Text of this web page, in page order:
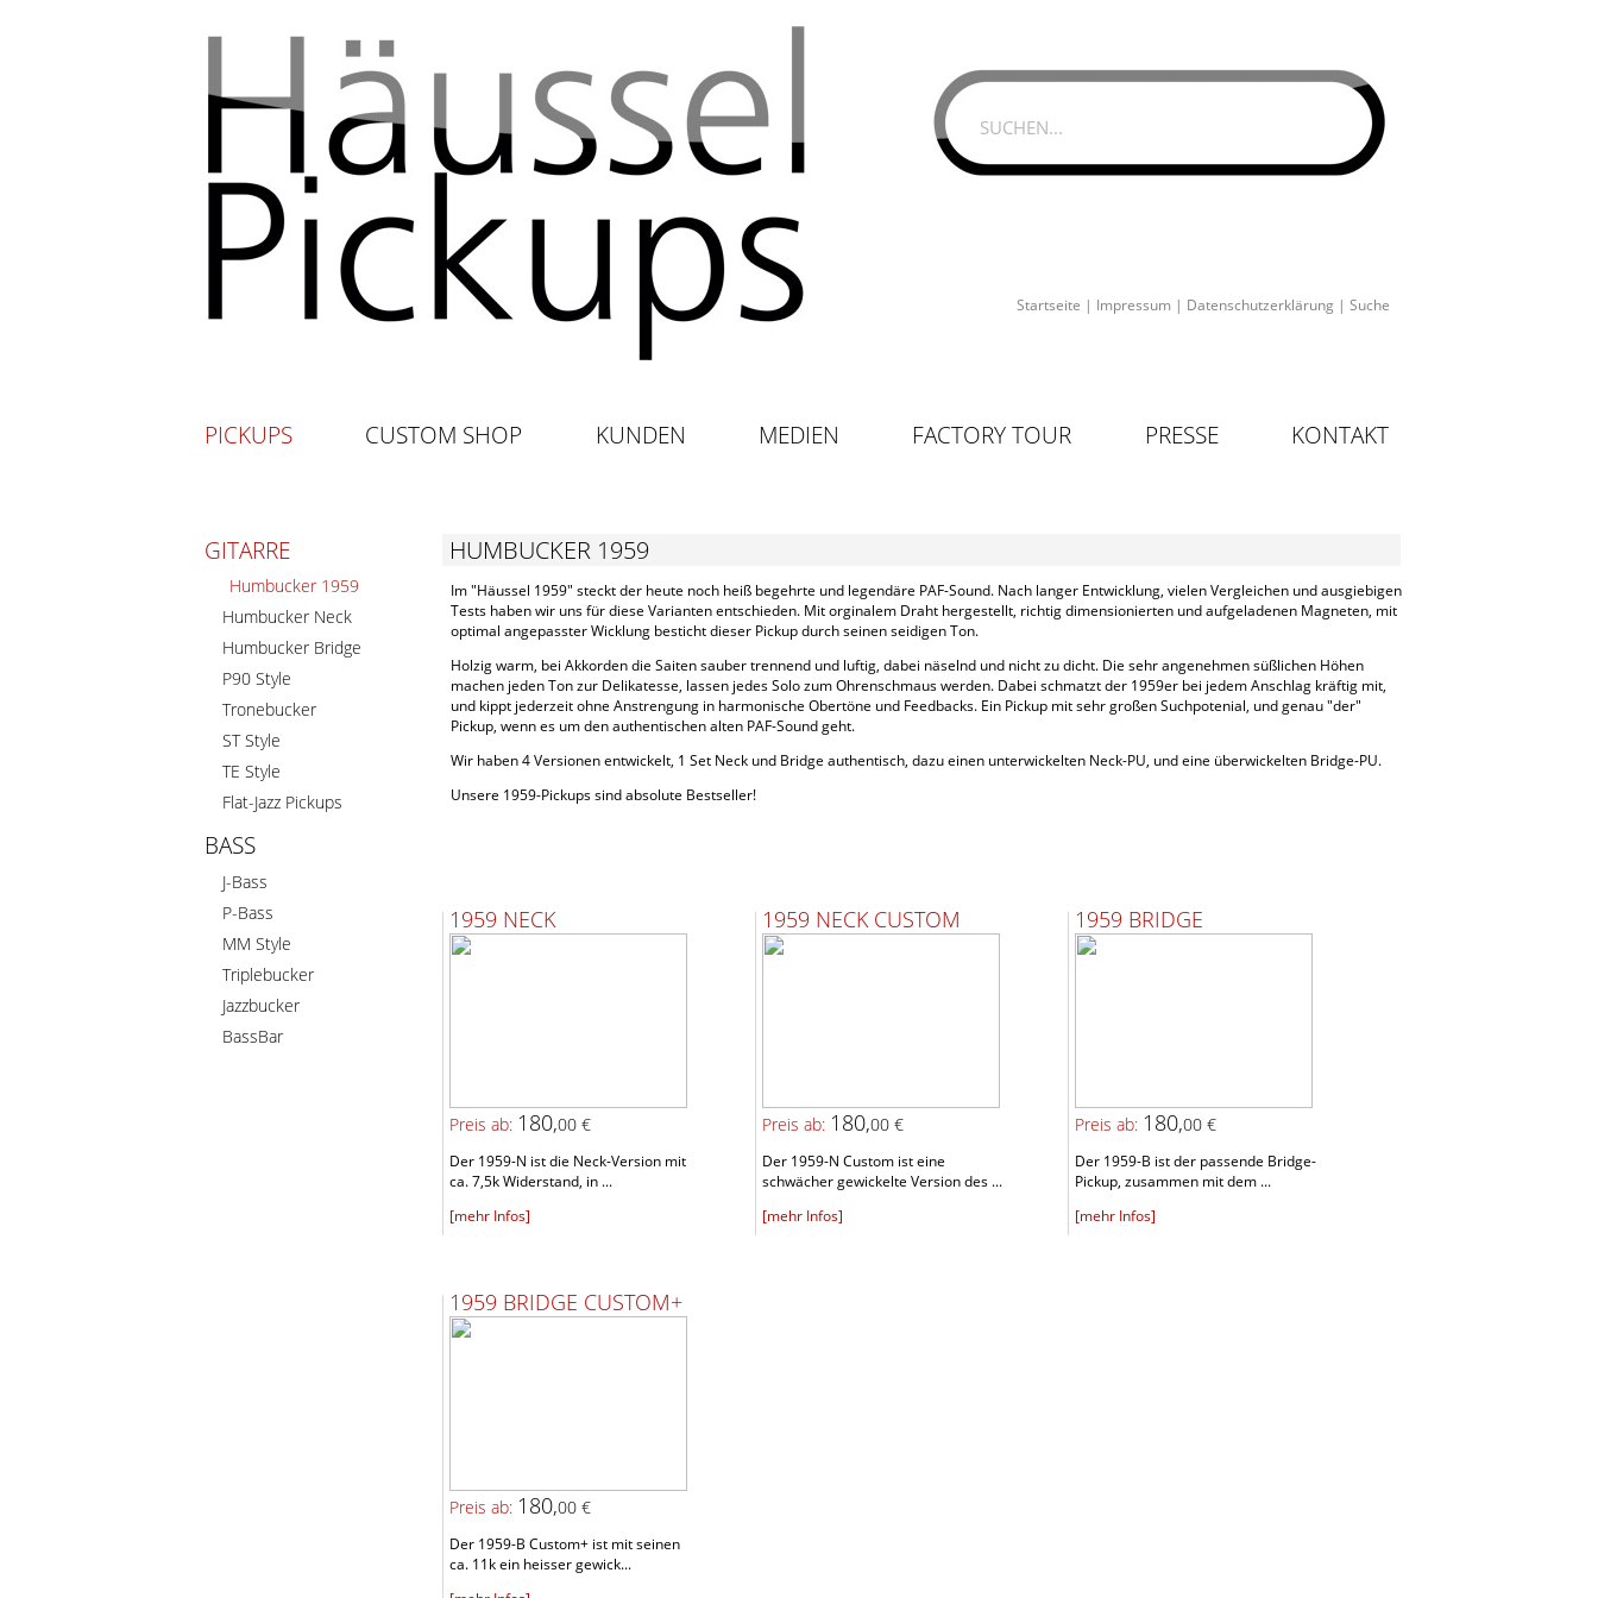
Startseite | Impressum | Datenschutzerklärung | Suche
PICKUPS CUSTOM SHOP KUNDEN MEDIEN FACTORY TOUR PRESSE KONTAKT
GITARRE
Humbucker 1959
Humbucker Neck
Humbucker Bridge
P90 Style
Tronebucker
ST Style
TE Style
Flat-Jazz Pickups
BASS
J-Bass
P-Bass
MM Style
Triplebucker
Jazzbucker
BassBar
HUMBUCKER 1959
Im "Häussel 1959" steckt der heute noch heiß begehrte und legendäre PAF-Sound. Nach langer Entwicklung, vielen Vergleichen und ausgiebigen
Tests haben wir uns für diese Varianten entschieden. Mit orginalem Draht hergestellt, richtig dimensionierten und aufgeladenen Magneten, mit
optimal angepasster Wicklung besticht dieser Pickup durch seinen seidigen Ton.
Holzig warm, bei Akkorden die Saiten sauber trennend und luftig, dabei näselnd und nicht zu dicht. Die sehr angenehmen süßlichen Höhen
machen jeden Ton zur Delikatesse, lassen jedes Solo zum Ohrenschmaus werden. Dabei schmatzt der 1959er bei jedem Anschlag kräftig mit,
und kippt jederzeit ohne Anstrengung in harmonische Obertöne und Feedbacks. Ein Pickup mit sehr großen Suchpotenial, und genau "der"
Pickup, wenn es um den authentischen alten PAF-Sound geht.
Wir haben 4 Versionen entwickelt, 1 Set Neck und Bridge authentisch, dazu einen unterwickelten Neck-PU, und eine überwickelten Bridge-PU.
Unsere 1959-Pickups sind absolute Bestseller!
1959 NECK
Preis ab: 180,00 €
Der 1959-N ist die Neck-Version mit
ca. 7,5k Widerstand, in ...
[mehr Infos]
1959 NECK CUSTOM
Preis ab: 180,00 €
Der 1959-N Custom ist eine
schwächer gewickelte Version des ...
[mehr Infos]
1959 BRIDGE
Preis ab: 180,00 €
Der 1959-B ist der passende Bridge-
Pickup, zusammen mit dem ...
[mehr Infos]
1959 BRIDGE CUSTOM+
Preis ab: 180,00 €
Der 1959-B Custom+ ist mit seinen
ca. 11k ein heisser gewick...